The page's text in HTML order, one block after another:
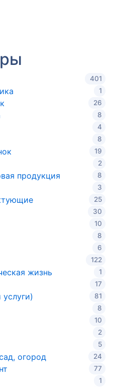
401
1
26
8
4
8
19
2
продукция 8
3
25
30
10
8
6
122
жизнь 1
17
81
8
10
2
5
огород 24
77
1